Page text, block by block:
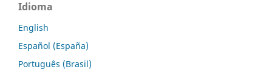
Idioma
English
Español (España)
Português (Brasil)